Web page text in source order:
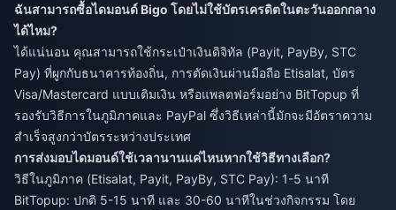
ฉันสามารถซื้อไดมอนด์ Bigo โดยไม่ใช้บัตรเครดิตในตะวันออกกลาง
ได้ไหม?
ได้แน่นอน คุณสามารถใช้กระเป๋าเงินดิจิทัล (Payit, PayBy, STC
Pay) ที่ผูกกับธนาคารท้องถิ่น, การตัดเงินผ่านมือถือ Etisalat, บัตร
Visa/Mastercard แบบเติมเงิน หรือแพลตฟอร์มอย่าง BitTopup ที่
รองรับวิธีการในภูมิภาคและ PayPal ซึ่งวิธีเหล่านี้มักจะมีอัตราความ
สำเร็จสูงกว่าบัตรระหว่างประเทศ
การส่งมอบไดมอนด์ใช้เวลานานแค่ไหนหากใช้วิธีทางเลือก?
วิธีในภูมิภาค (Etisalat, Payit, PayBy, STC Pay): 1-5 นาที
BitTopup: ปกติ 5-15 นาที และ 30-60 นาทีในช่วงกิจกรรม โดย